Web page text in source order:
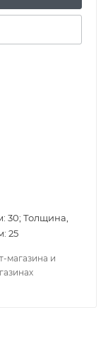
30; Толщина,
25
магазина и